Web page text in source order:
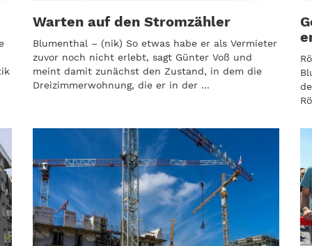
Warten auf den Stromzähler
Blumenthal – (nik) So etwas habe er als Vermieter
zuvor noch nicht erlebt, sagt Günter Voß und
meint damit zunächst den Zustand, in dem die
Dreizimmerwohnung, die er in der ...